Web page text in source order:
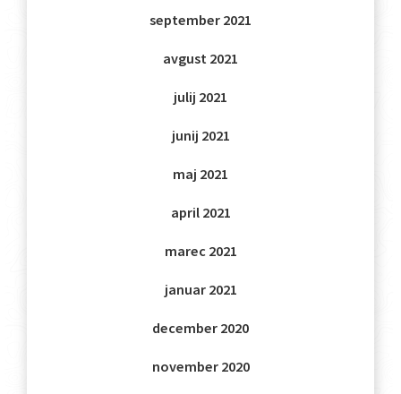
september 2021
avgust 2021
julij 2021
junij 2021
maj 2021
april 2021
marec 2021
januar 2021
december 2020
november 2020